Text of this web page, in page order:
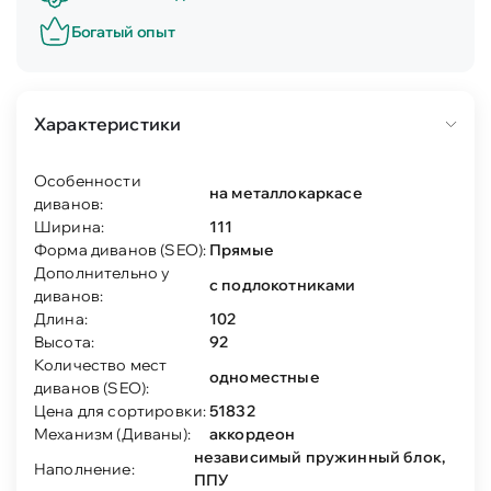
Богатый опыт
Характеристики
Особенности
диванов:
на металлокаркасе
Ширина:
111
Форма диванов (SEO): Прямые
Дополнительно у
диванов:
с подлокотниками
Длина:
102
Высота:
92
Количество мест
диванов (SEO):
одноместные
Цена для сортировки:51832
Механизм (Диваны):
аккордеон
Наполнение:
независимый пружинный блок,
ППУ